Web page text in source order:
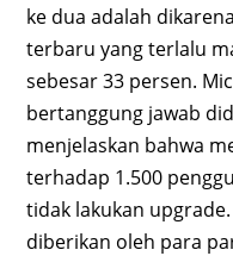
ke dua adalah
terbaru yang terlalu
sebesar 33 persen.
bertanggung jawab
menjelaskan bahwa
terhadap 1.500
tidak lakukan
diberikan oleh para